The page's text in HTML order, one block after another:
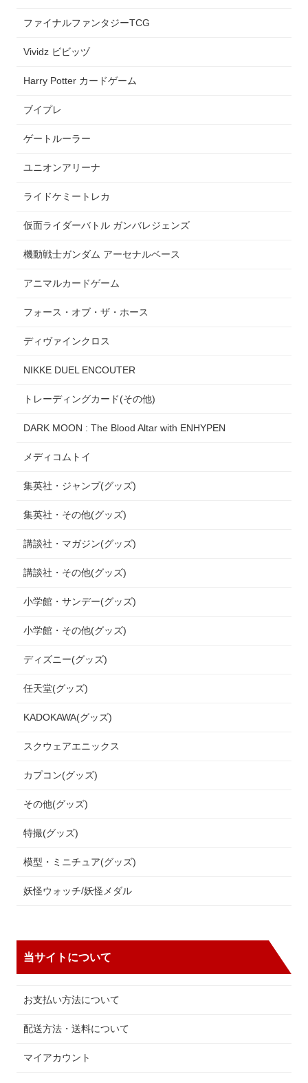
ファイナルファンタジーTCG
Vividz ビビッヅ
Harry Potter カードゲーム
ブイプレ
ゲートルーラー
ユニオンアリーナ
ライドケミートレカ
仮面ライダーバトル ガンバレジェンズ
機動戦士ガンダム アーセナルベース
アニマルカードゲーム
フォース・オブ・ザ・ホース
ディヴァインクロス
NIKKE DUEL ENCOUTER
トレーディングカード(その他)
DARK MOON : The Blood Altar with ENHYPEN
メディコムトイ
集英社・ジャンプ(グッズ)
集英社・その他(グッズ)
講談社・マガジン(グッズ)
講談社・その他(グッズ)
小学館・サンデー(グッズ)
小学館・その他(グッズ)
ディズニー(グッズ)
任天堂(グッズ)
KADOKAWA(グッズ)
スクウェアエニックス
カプコン(グッズ)
その他(グッズ)
特撮(グッズ)
模型・ミニチュア(グッズ)
妖怪ウォッチ/妖怪メダル
当サイトについて
お支払い方法について
配送方法・送料について
マイアカウント